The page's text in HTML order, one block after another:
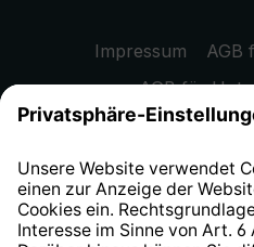
Impressum
AGB
AGB für
Datenschutzhinweis